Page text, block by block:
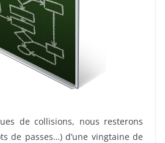
de collisions, nous resterons
de passes…) d’une vingtaine de